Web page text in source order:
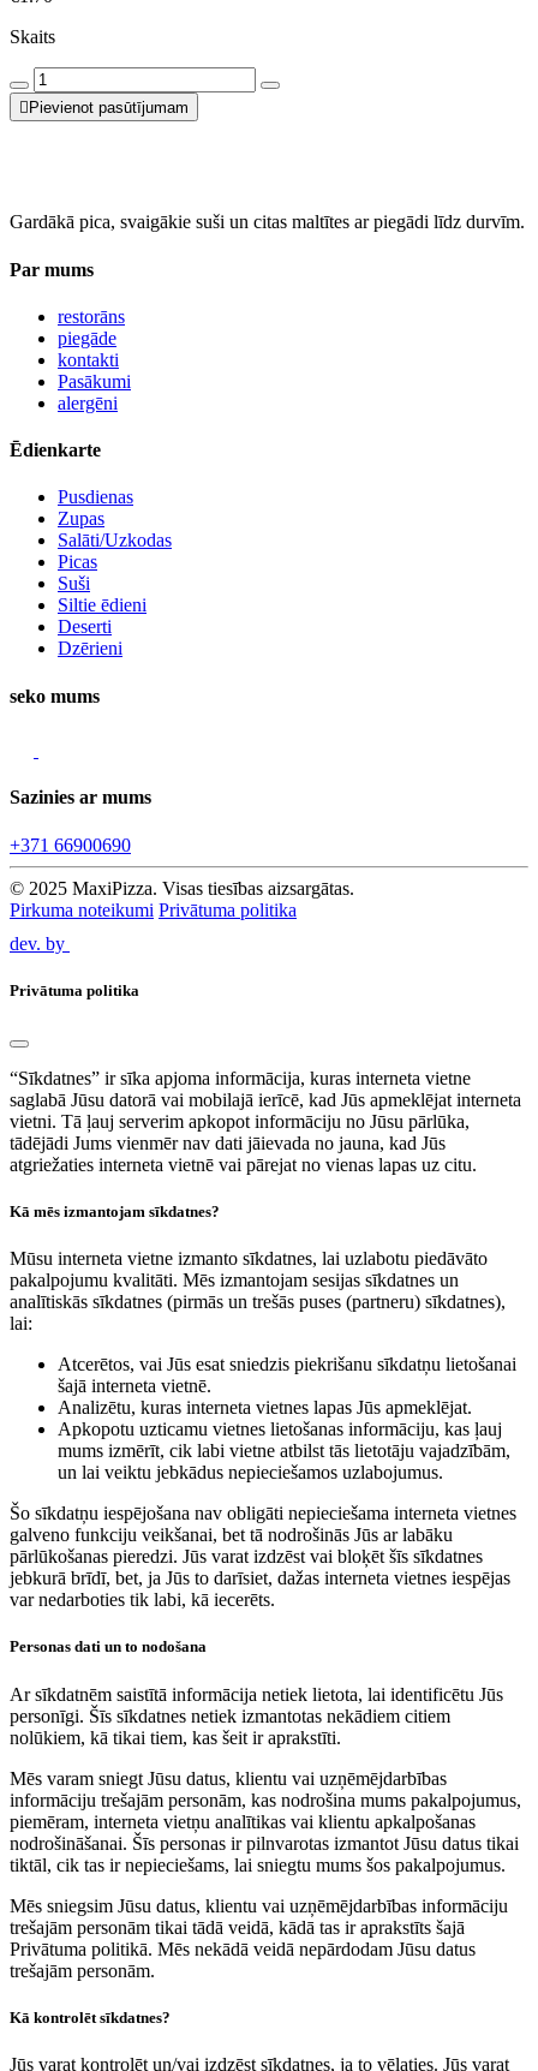
Skaits
Pievienot pasūtījumam
Gardākā pica, svaigākie suši un citas maltītes ar piegādi līdz durvīm.
Par mums
restorāns
piegāde
kontakti
Pasākumi
alergēni
Ēdienkarte
Pusdienas
Zupas
Salāti/Uzkodas
Picas
Suši
Siltie ēdieni
Deserti
Dzērieni
seko mums
Sazinies ar mums
+371 66900690
© 2025 MaxiPizza. Visas tiesības aizsargātas.
Pirkuma noteikumi Privātuma politika
dev. by
Privātuma politika
“Sīkdatnes” ir sīka apjoma informācija, kuras interneta vietne
saglabā Jūsu datorā vai mobilajā ierīcē, kad Jūs apmeklējat interneta
vietni. Tā ļauj serverim apkopot informāciju no Jūsu pārlūka,
tādējādi Jums vienmēr nav dati jāievada no jauna, kad Jūs
atgriežaties interneta vietnē vai pārejat no vienas lapas uz citu.
Kā mēs izmantojam sīkdatnes?
Mūsu interneta vietne izmanto sīkdatnes, lai uzlabotu piedāvāto
pakalpojumu kvalitāti. Mēs izmantojam sesijas sīkdatnes un
analītiskās sīkdatnes (pirmās un trešās puses (partneru) sīkdatnes),
lai:
Atcerētos, vai Jūs esat sniedzis piekrišanu sīkdatņu lietošanai
šajā interneta vietnē.
Analizētu, kuras interneta vietnes lapas Jūs apmeklējat.
Apkopotu uzticamu vietnes lietošanas informāciju, kas ļauj
mums izmērīt, cik labi vietne atbilst tās lietotāju vajadzībām,
un lai veiktu jebkādus nepieciešamos uzlabojumus.
Šo sīkdatņu iespējošana nav obligāti nepieciešama interneta vietnes
galveno funkciju veikšanai, bet tā nodrošinās Jūs ar labāku
pārlūkošanas pieredzi. Jūs varat izdzēst vai bloķēt šīs sīkdatnes
jebkurā brīdī, bet, ja Jūs to darīsiet, dažas interneta vietnes iespējas
var nedarboties tik labi, kā iecerēts.
Personas dati un to nodošana
Ar sīkdatnēm saistītā informācija netiek lietota, lai identificētu Jūs
personīgi. Šīs sīkdatnes netiek izmantotas nekādiem citiem
nolūkiem, kā tikai tiem, kas šeit ir aprakstīti.
Mēs varam sniegt Jūsu datus, klientu vai uzņēmējdarbības
informāciju trešajām personām, kas nodrošina mums pakalpojumus,
piemēram, interneta vietņu analītikas vai klientu apkalpošanas
nodrošināšanai. Šīs personas ir pilnvarotas izmantot Jūsu datus tikai
tiktāl, cik tas ir nepieciešams, lai sniegtu mums šos pakalpojumus.
Mēs sniegsim Jūsu datus, klientu vai uzņēmējdarbības informāciju
trešajām personām tikai tādā veidā, kādā tas ir aprakstīts šajā
Privātuma politikā. Mēs nekādā veidā nepārdodam Jūsu datus
trešajām personām.
Kā kontrolēt sīkdatnes?
Jūs varat kontrolēt un/vai izdzēst sīkdatnes, ja to vēlaties. Jūs varat